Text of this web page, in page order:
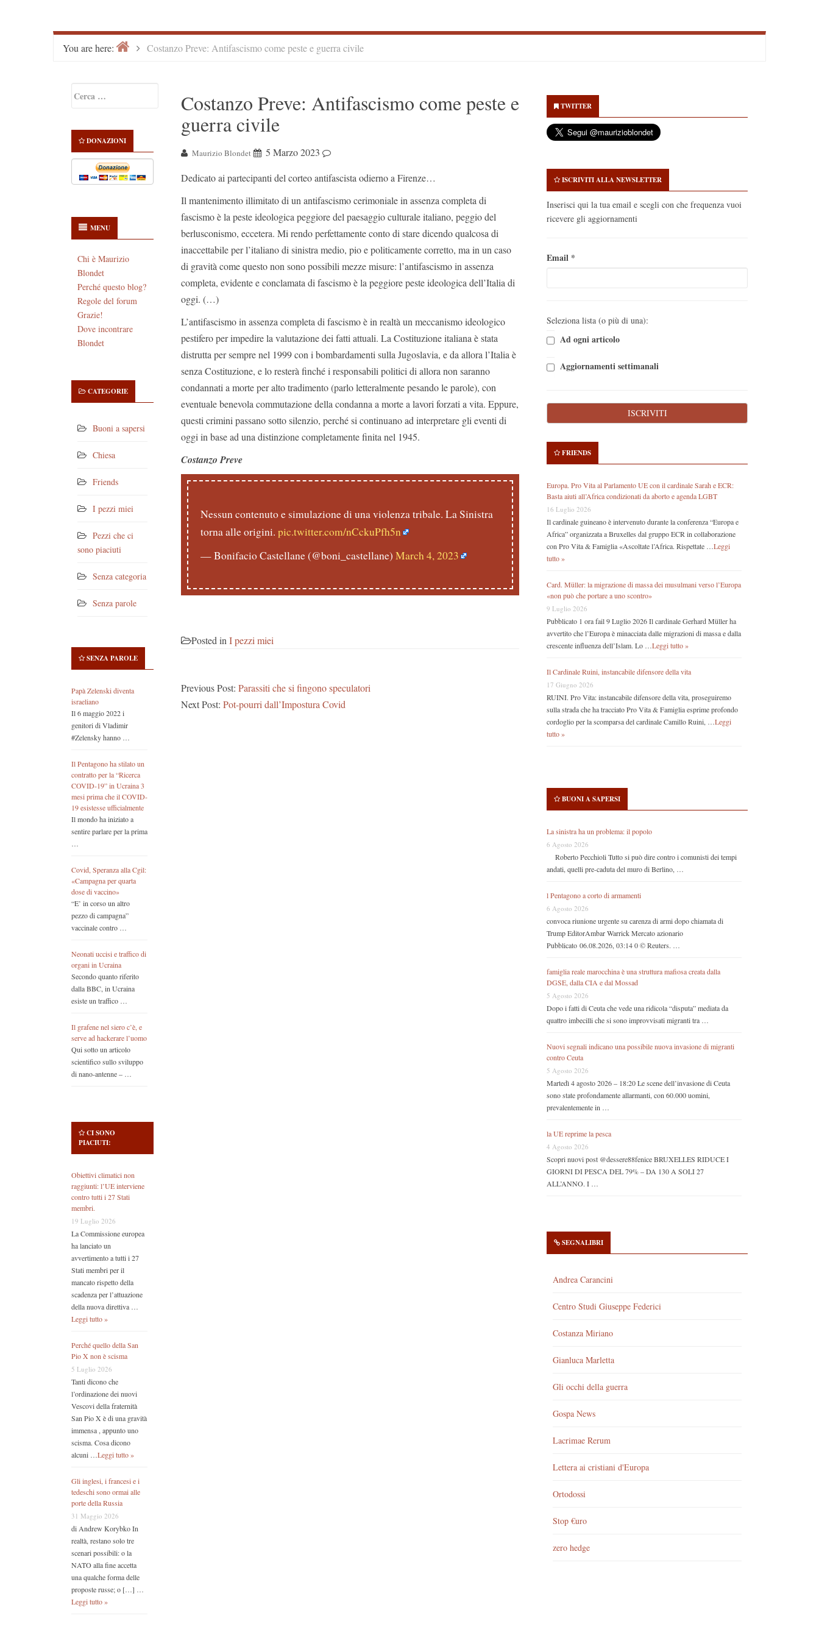
You are here: HomeCostanzo Preve: Antifascismo come peste e guerra civile
Sidebar
per:
DONAZIONI
MENU
Chi è Maurizio
Blondet
Perché questo blog?
Regole del forum
Grazie!
Dove incontrare
Blondet
CATEGORIE
Buoni a sapersi
Chiesa
Friends
I pezzi miei
Pezzi che ci
sono piaciuti
Senza categoria
Senza parole
SENZA PAROLE
Papà Zelenski diventa
israeliano
Il 6 maggio 2022 i
genitori di Vladimir
#Zelensky hanno …
Il Pentagono ha stilato un
contratto per la “Ricerca
COVID-19” in Ucraina 3
mesi prima che il COVID-
19 esistesse ufficialmente
Il mondo ha iniziato a
sentire parlare per la prima
…
Covid, Speranza alla Cgil:
«Campagna per quarta
dose di vaccino»
“E’ in corso un altro
pezzo di campagna”
vaccinale contro …
Neonati uccisi e traffico di
organi in Ucraina
Secondo quanto riferito
dalla BBC, in Ucraina
esiste un traffico …
Il grafene nel siero c’è, e
serve ad hackerare l’uomo
Qui sotto un articolo
scientifico sullo sviluppo
di nano-antenne – …
CI SONO
PIACIUTI:
Obiettivi climatici non
raggiunti: l’UE interviene
contro tutti i 27 Stati
membri.
19 Luglio 2026
La Commissione europea
ha lanciato un
avvertimento a tutti i 27
Stati membri per il
mancato rispetto della
scadenza per l’attuazione
della nuova direttiva …
Leggi tutto »
Perché quello della San
Pio X non è scisma
5 Luglio 2026
Tanti dicono che
l’ordinazione dei nuovi
Vescovi della fraternità
San Pio X è di una gravità
immensa , appunto uno
scisma. Cosa dicono
alcuni …Leggi tutto »
Gli inglesi, i francesi e i
tedeschi sono ormai alle
porte della Russia
31 Maggio 2026
di Andrew Korybko In
realtà, restano solo tre
scenari possibili: o la
NATO alla fine accetta
una qualche forma delle
proposte russe; o […] …
Leggi tutto »
Costanzo Preve: Antifascismo come peste e
guerra civile
Maurizio Blondet
5 Marzo 2023
Dedicato ai partecipanti del corteo antifascista odierno a Firenze…
Il mantenimento illimitato di un antifascismo cerimoniale in assenza completa di
fascismo è la peste ideologica peggiore del paesaggio culturale italiano, peggio del
berlusconismo, eccetera. Mi rendo perfettamente conto di stare dicendo qualcosa di
inaccettabile per l’italiano di sinistra medio, pio e politicamente corretto, ma in un caso
di gravità come questo non sono possibili mezze misure: l’antifascismo in assenza
completa, evidente e conclamata di fascismo è la peggiore peste ideologica dell’Italia di
oggi. (…)
L’antifascismo in assenza completa di fascismo è in realtà un meccanismo ideologico
pestifero per impedire la valutazione dei fatti attuali. La Costituzione italiana è stata
distrutta per sempre nel 1999 con i bombardamenti sulla Jugoslavia, e da allora l’Italia è
senza Costituzione, e lo resterà finché i responsabili politici di allora non saranno
condannati a morte per alto tradimento (parlo letteralmente pesando le parole), con
eventuale benevola commutazione della condanna a morte a lavori forzati a vita. Eppure,
questi crimini passano sotto silenzio, perché si continuano ad interpretare gli eventi di
oggi in base ad una distinzione completamente finita nel 1945.
Costanzo Preve
Nessun contenuto e simulazione di una violenza tribale. La Sinistra
torna alle origini. pic.twitter.com/nCckuPfh5n
— Bonifacio Castellane (@boni_castellane) March 4, 2023
Posted in I pezzi miei
Previous Post: Parassiti che si fingono speculatori
Next Post: Pot-pourri dall’Impostura Covid
Sidebar
TWITTER
ISCRIVITI ALLA NEWSLETTER
Inserisci qui la tua email e scegli con che frequenza vuoi
ricevere gli aggiornamenti
Email *
Seleziona lista (o più di una):
Ad ogni articolo
Aggiornamenti settimanali
FRIENDS
Europa. Pro Vita al Parlamento UE con il cardinale Sarah e ECR:
Basta aiuti all’Africa condizionati da aborto e agenda LGBT
16 Luglio 2026
Il cardinale guineano è intervenuto durante la conferenza “Europa e
Africa” organizzata a Bruxelles dal gruppo ECR in collaborazione
con Pro Vita & Famiglia «Ascoltate l’Africa. Rispettate … Leggi
tutto »
Card. Müller: la migrazione di massa dei musulmani verso l’Europa
«non può che portare a uno scontro»
9 Luglio 2026
Pubblicato 1 ora fail 9 Luglio 2026 Il cardinale Gerhard Müller ha
avvertito che l’Europa è minacciata dalle migrazioni di massa e dalla
crescente influenza dell’Islam. Lo … Leggi tutto »
Il Cardinale Ruini, instancabile difensore della vita
17 Giugno 2026
RUINI. Pro Vita: instancabile difensore della vita, proseguiremo
sulla strada che ha tracciato Pro Vita & Famiglia esprime profondo
cordoglio per la scomparsa del cardinale Camillo Ruini, … Leggi
tutto »
BUONI A SAPERSI
La sinistra ha un problema: il popolo
6 Agosto 2026
Roberto Pecchioli Tutto si può dire contro i comunisti dei tempi
andati, quelli pre-caduta del muro di Berlino, …
l Pentagono a corto di armamenti
6 Agosto 2026
convoca riunione urgente su carenza di armi dopo chiamata di
Trump EditorAmbar Warrick Mercato azionario
Pubblicato 06.08.2026, 03:14 0 © Reuters. …
famiglia reale marocchina è una struttura mafiosa creata dalla
DGSE, dalla CIA e dal Mossad
5 Agosto 2026
Dopo i fatti di Ceuta che vede una ridicola “disputa” mediata da
quattro imbecilli che si sono improvvisati migranti tra …
Nuovi segnali indicano una possibile nuova invasione di migranti
contro Ceuta
5 Agosto 2026
Martedì 4 agosto 2026 – 18:20 Le scene dell’invasione di Ceuta
sono state profondamente allarmanti, con 60.000 uomini,
prevalentemente in …
la UE reprime la pesca
4 Agosto 2026
Scopri nuovi post @dessere88fenice BRUXELLES RIDUCE I
GIORNI DI PESCA DEL 79% – DA 130 A SOLI 27
ALL’ANNO. I …
SEGNALIBRI
Andrea Carancini
Centro Studi Giuseppe Federici
Costanza Miriano
Gianluca Marletta
Gli occhi della guerra
Gospa News
Lacrimae Rerum
Lettera ai cristiani d'Europa
Ortodossi
Stop €uro
zero hedge